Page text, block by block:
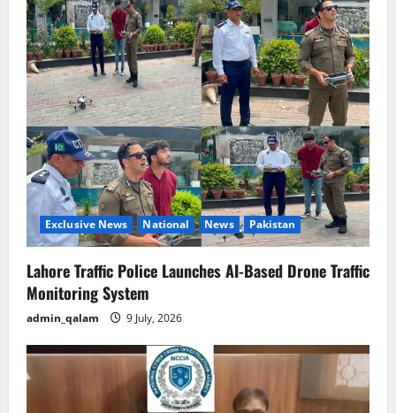
Exclusive News National News Pakistan
Lahore Traffic Police Launches AI-Based Drone Traffic
Monitoring System
admin_qalam 9 July, 2026